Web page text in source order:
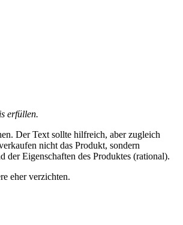
erfüllen.
Der Text sollte hilfreich, aber zugleich
nicht das Produkt, sondern
Eigenschaften des Produktes (rational).
eher verzichten.